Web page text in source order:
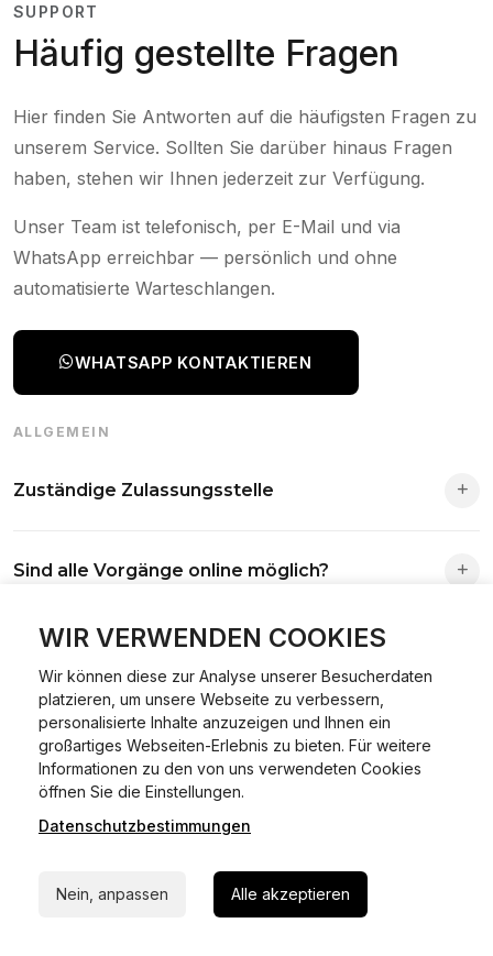
WIR VERWENDEN COOKIES
Wir können diese zur Analyse unserer Besucherdaten
platzieren, um unsere Webseite zu verbessern,
personalisierte Inhalte anzuzeigen und Ihnen ein
großartiges Webseiten-Erlebnis zu bieten. Für weitere
Informationen zu den von uns verwendeten Cookies
öffnen Sie die Einstellungen.
Datenschutzbestimmungen
Nein, anpassen Alle akzeptieren
SUPPORT
Häufig gestellte Fragen
Hier finden Sie Antworten auf die häufigsten Fragen zu
unserem Service. Sollten Sie darüber hinaus Fragen
haben, stehen wir Ihnen jederzeit zur Verfügung.
Unser Team ist telefonisch, per E-Mail und via
WhatsApp erreichbar — persönlich und ohne
automatisierte Warteschlangen.
WHATSAPP KONTAKTIEREN
ALLGEMEIN
Zuständige Zulassungsstelle
Antrag wird automatisch an die richtige Stelle weitergeleitet.
Sind alle Vorgänge online möglich?
Fast alle Vorgänge sind online machbar. Ausnahme:
01.01.2015.
Was ist Online Kfz-Zulassung?
Ein Internetverfahren, mit dem du Fahrzeuge anmelden,
ummelden oder abmelden kannst – inklusive Dateneingabe,
Dokumentprüfung und Bezahlung.
Welche Vorteile gibt es?
Zeitersparnis, flexible Durchführung, kein Besuch der
Behörde notwendig.
Fahrzeugbrief, Fahrzeugschein, Ausweis oder Reisepass,
Versicherungsnachweis, falls erforderlich TÜV-Bericht.
Wie sicher ist das Verfahren?